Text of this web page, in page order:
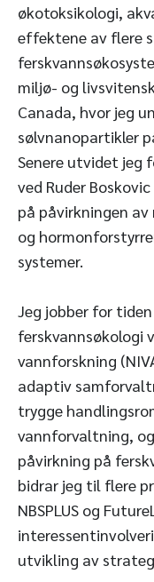
økotoksikologi,
effektene av flere
miljø- og
Canada, hvor jeg
sølvnanopartikler
Senere utvidet jeg
ved Ruder
på påvirkningen
og
systemer.
Jeg jobber for
ferskvannsøkologi
vannforskning
adaptiv
trygge
vannforvaltning,
påvirkning på
bidrar jeg til flere
NBSPLUS og
utvikling av